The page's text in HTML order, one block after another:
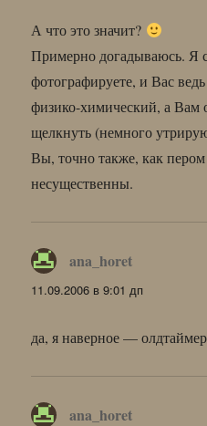
А что это значит?
Примерно догадываюсь. Я
фотографируете, и Вас
физико-химический, а Вам
щелкнуть (немного
Вы, точно также, как
несущественны.
ana_horet
11.09.2006 в 9:01 дп
да, я наверное —
ana_horet